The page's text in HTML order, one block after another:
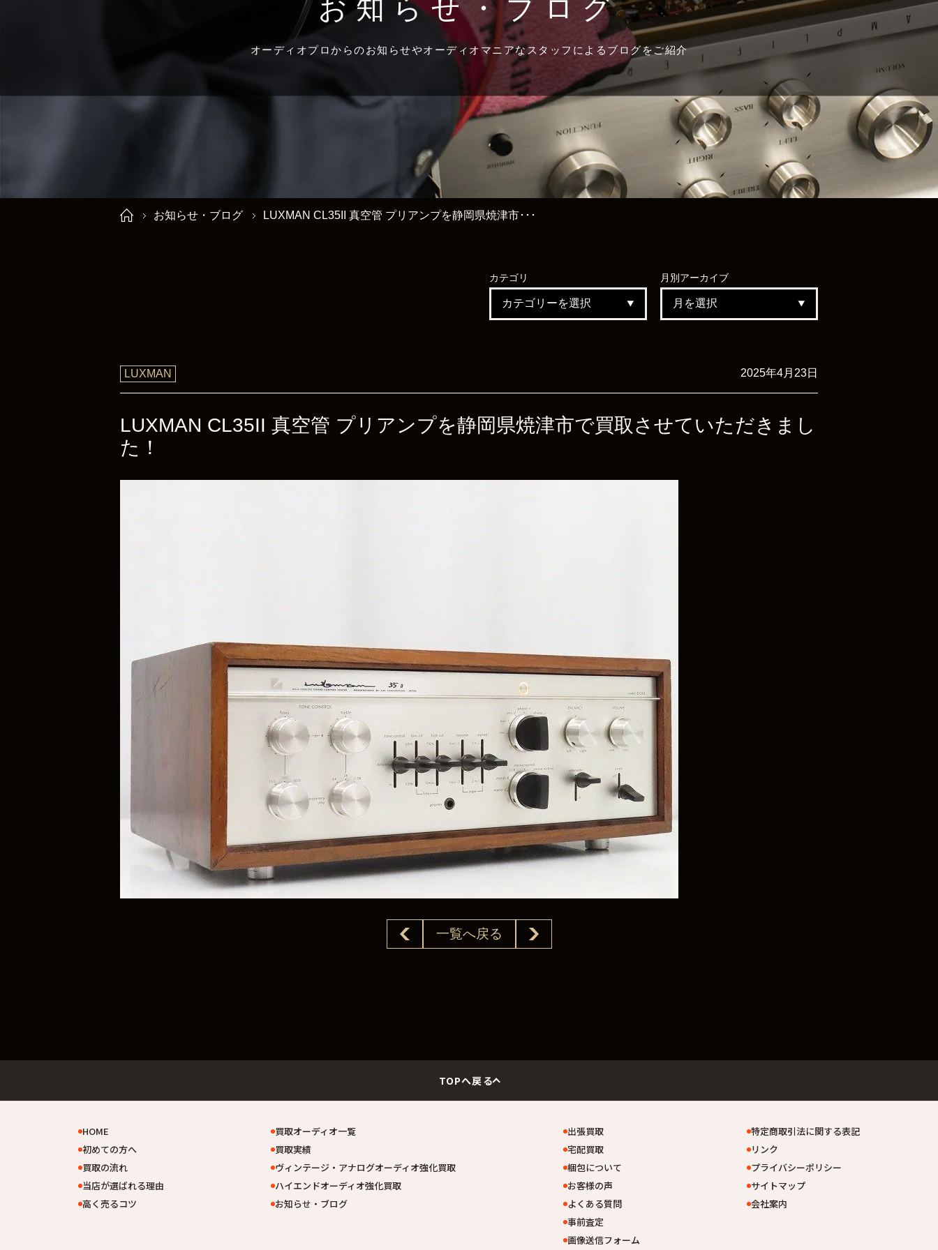
お知らせ・ブログ
オーディオプロからのお知らせやオーディオマニアなスタッフによるブログをご紹介
お知らせ・ブログ LUXMAN CL35II 真空管 プリアンプを静岡県焼津市･･･
カテゴリ 月別 アーカイブ
LUXMAN 2025年4月23日
LUXMAN CL35II 真空管 プリアンプを静岡県焼津市で買取させていただきまし
た！
一覧へ戻る
TOPへ戻る
HOME
初めての方へ
買取の流れ
当店が選ばれる理由
高く売るコツ
買取オーディオ一覧
買取実績
ヴィンテージ・アナログオーディオ強化買取
ハイエンドオーディオ強化買取
お知らせ・ブログ
出張買取
宅配買取
梱包について
お客様の声
よくある質問
事前査定
画像送信フォーム
特定商取引法に関する表記
リンク
プライバシーポリシー
サイトマップ
会社案内